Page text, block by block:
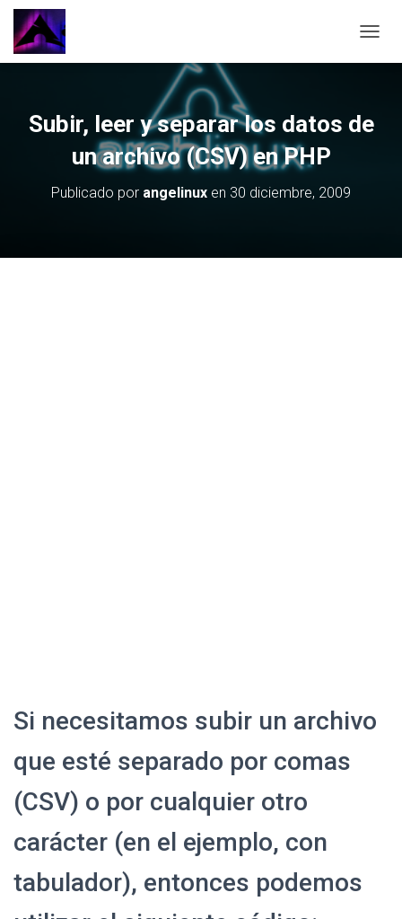
Subir, leer y separar los datos de
un archivo (CSV) en PHP
Publicado por angelinux en 30 diciembre, 2009
Si necesitamos subir un archivo
que esté separado por comas
(CSV) o por cualquier otro
carácter (en el ejemplo, con
tabulador), entonces podemos